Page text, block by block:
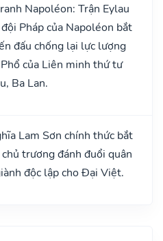
Napoléon: Trận Eylau
Pháp của Napoléon bắt
đấu chống lại lực lượng
của Liên minh thứ tư
Ba Lan.
Lam Sơn chính thức bắt
trương đánh đuổi quân
độc lập cho Đại Việt.